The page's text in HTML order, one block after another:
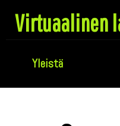
Virtuaalinen
Yleistä